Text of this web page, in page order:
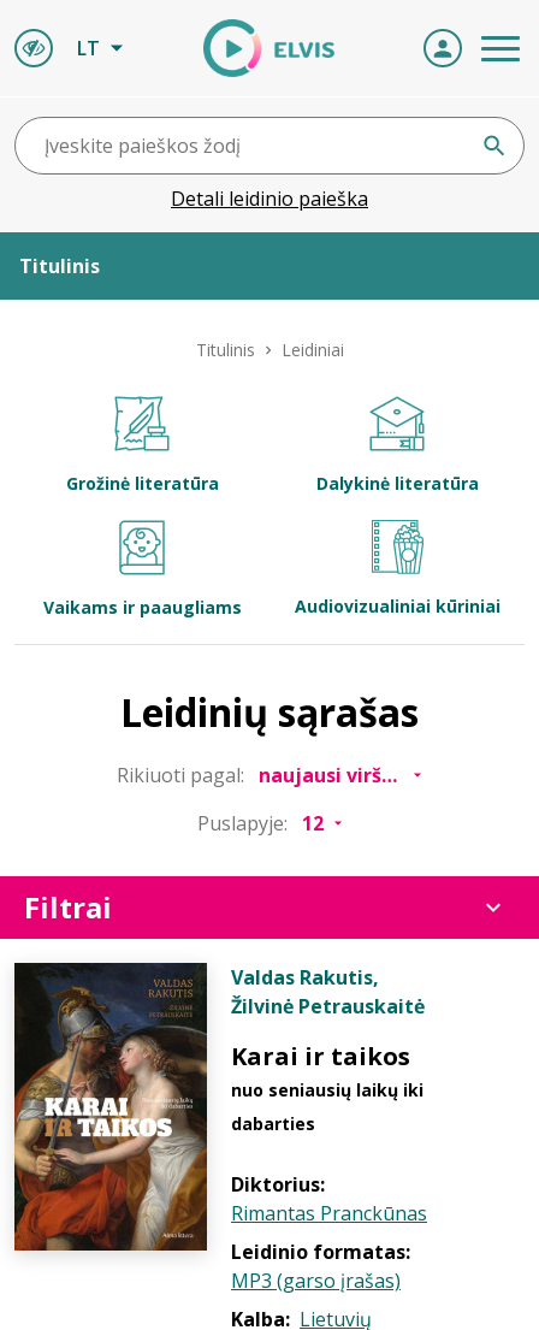
LT
Detali leidinio paieška
Titulinis
Bibliotekoms
Titulinis Leidiniai
Grožinė literatūra Dalykinė literatūra
Vaikams ir paaugliams Audiovizualiniai kūriniai
Leidinių sąrašas
Rikiuoti pagal:
Puslapyje:
Filtrai
Valdas Rakutis,
Žilvinė Petrauskaitė
Karai ir taikos
nuo seniausių laikų iki
dabarties
Diktorius:
Rimantas Pranckūnas
Leidinio formatas:
MP3 (garso įrašas)
Kalba: Lietuvių